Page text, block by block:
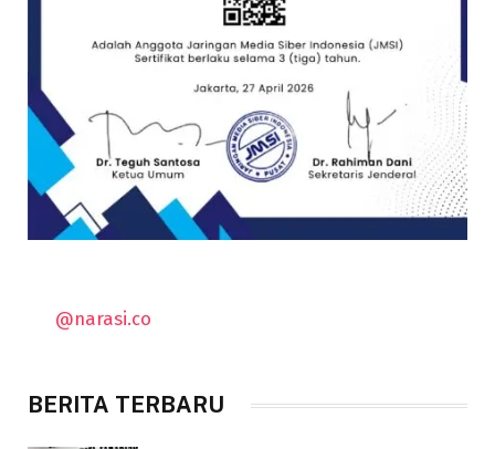
@narasi.co
BERITA TERBARU